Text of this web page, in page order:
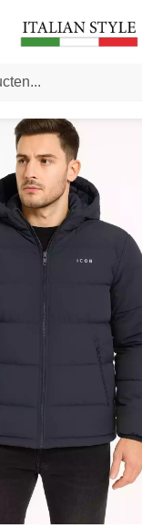
/ Jassen